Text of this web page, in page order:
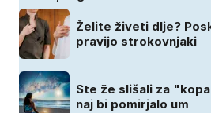
Želite živeti dlje?
pravijo strokovnjaki
Ste že slišali za
naj bi pomirjalo um